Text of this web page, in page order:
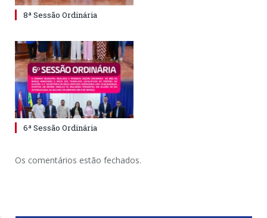
8ª Sessão Ordinária
6ª Sessão Ordinária
Os comentários estão fechados.